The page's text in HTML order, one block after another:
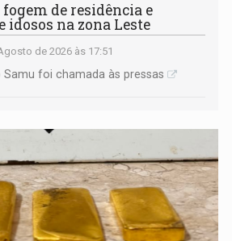
de residência e
idosos na zona Leste
de 2026 às 17:51
foi chamada às pressas